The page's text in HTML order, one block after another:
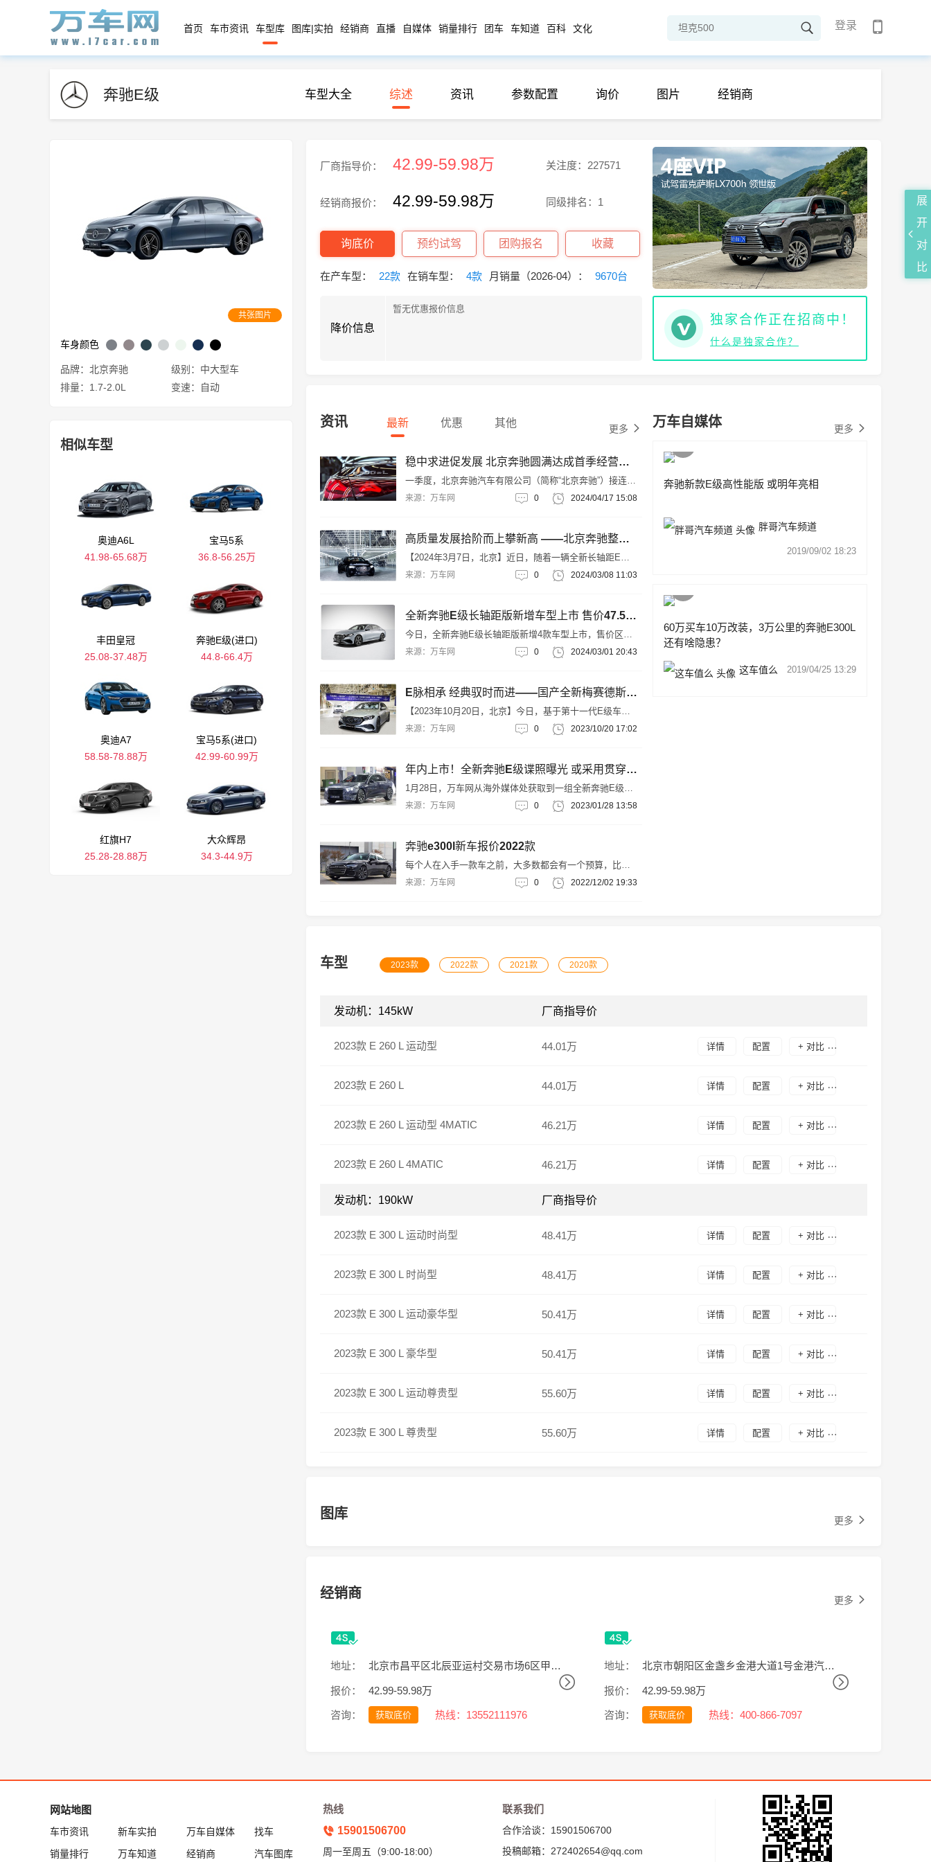
首页 车市资讯 车型库 图库|实拍 经销商 直播 自媒体 销量排行 团车 车知道 百科 文化 登录
奔驰E级 车型大全 综述 资讯 参数配置 询价 图片 经销商
共张图片
车身颜色
品牌：北京奔驰
级别：中大型车
排量：1.7-2.0L
变速：自动
相似车型
奥迪A6L
41.98-65.68万
宝马5系
36.8-56.25万
丰田皇冠
25.08-37.48万
奔驰E级(进口)
44.8-66.4万
奥迪A7
58.58-78.88万
宝马5系(进口)
42.99-60.99万
红旗H7
25.28-28.88万
大众辉昂
34.3-44.9万
厂商指导价： 42.99-59.98万 关注度：227571
经销商报价： 42.99-59.98万 同级排名：1
询底价 预约试驾 团购报名 收藏
在产车型： 22款 在销车型： 4款 月销量（2026-04）： 9670台
降价信息
暂无优惠报价信息
独家合作正在招商中！
什么是独家合作？
资讯 最新 优惠 其他 更多
稳中求进促发展 北京奔驰圆满达成首季经营目标
一季度，北京奔驰汽车有限公司（简称“北京奔驰”）接连迎
来新的里程碑，全新长轴距插电式混合动力E级车（E 350
来源：万车网 0 2024/04/17 15:08
高质量发展拾阶而上攀新高 ——北京奔驰整车累计产量突破五百万辆
【2024年3月7日，北京】近日，随着一辆全新长轴距E级
车驶下生产线，北京奔驰整车累计产量突破500万辆大关。
产量“双500万”新时代，再度刷新“百万”产量周期新纪录，
来源：万车网 0 2024/03/08 11:03
全新奔驰E级长轴距版新增车型上市 售价47.50-59.98万
今日，全新奔驰E级长轴距版新增4款车型上市，售价区间
为47.50-59.98万。外观方面，新车提供网状格栅及多横幅
提供“流星掠影”光毯及LED星辉射灯。车身尺寸方面，长轴
来源：万车网 0 2024/03/01 20:43
E脉相承 经典驭时而进——国产全新梅赛德斯-奔驰长轴距E级车在北京奔驰荣耀下线
【2023年10月20日，北京】今日，基于第十一代E级车打
造的国产全新梅赛德斯-奔驰长轴距E级车（代号V214）在
来源：万车网 0 2023/10/20 17:02
年内上市！全新奔驰E级谍照曝光 或采用贯穿式LED灯带
1月28日，万车网从海外媒体处获取到一组全新奔驰E级的
最新测试谍照。据悉，奔驰官方此前曾表示，全新长轴距
来源：万车网 0 2023/01/28 13:58
奔驰e300l新车报价2022款
每个人在入手一款车之前，大多数都会有一个预算，比如
奔驰E级 300的价格是怎么样？那么我们不妨就先以奔驰E
来源：万车网 0 2022/12/02 19:33
万车自媒体 更多
奔驰新款E级高性能版 或明年亮相
胖哥汽车频道
2019/09/02 18:23
60万买车10万改装，3万公里的奔驰E300L
还有啥隐患？
这车值么 2019/04/25 13:29
车型 2023款 2022款 2021款 2020款
发动机：145kW 厂商指导价
2023款 E 260 L 运动型 44.01万 详情 配置 + 对比
2023款 E 260 L 44.01万 详情 配置 + 对比
2023款 E 260 L 运动型 4MATIC 46.21万 详情 配置 + 对比
2023款 E 260 L 4MATIC 46.21万 详情 配置 + 对比
发动机：190kW 厂商指导价
2023款 E 300 L 运动时尚型 48.41万 详情 配置 + 对比
2023款 E 300 L 时尚型 48.41万 详情 配置 + 对比
2023款 E 300 L 运动豪华型 50.41万 详情 配置 + 对比
2023款 E 300 L 豪华型 50.41万 详情 配置 + 对比
2023款 E 300 L 运动尊贵型 55.60万 详情 配置 + 对比
2023款 E 300 L 尊贵型 55.60万 详情 配置 + 对比
图库 更多
经销商 更多
地址： 北京市昌平区北辰亚运村交易市场6区甲1号
报价： 42.99-59.98万
咨询： 获取底价 热线：13552111976
地址： 北京市朝阳区金盏乡金港大道1号金港汽车公园C区5号-2
报价： 42.99-59.98万
咨询： 获取底价 热线：400-866-7097
网站地图
车市资讯 新车实拍 万车自媒体
找车
销量排行
万车知道 经销商 汽车图库
热线
15901506700
周一至周五（9:00-18:00）
联系我们
合作洽谈：15901506700
投稿邮箱：272402654@qq.com
展
开
对
比